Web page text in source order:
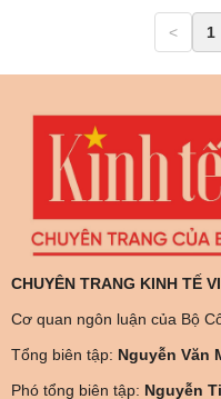
< 1
CHUYÊN TRANG KINH TẾ
Cơ quan ngôn luận của Bộ
Tổng biên tập: Nguyễn Văn
Phó tổng biên tập: Nguyễn